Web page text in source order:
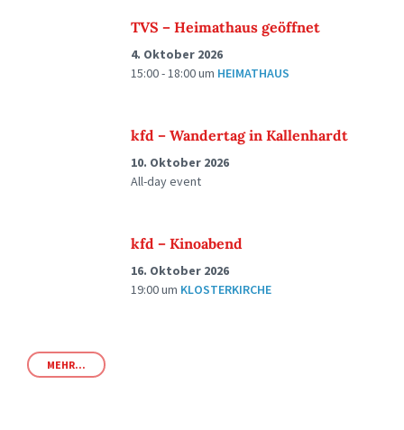
TVS – Heimathaus geöffnet
4. Oktober 2026
15:00 - 18:00um HEIMATHAUS
kfd – Wandertag in Kallenhardt
10. Oktober 2026
All-day event
kfd – Kinoabend
16. Oktober 2026
19:00um KLOSTERKIRCHE
MEHR...